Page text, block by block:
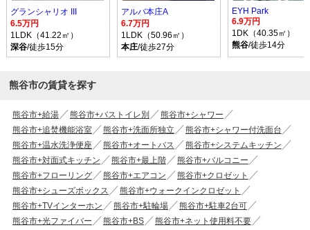
グランシャリオ III
6.5万円
1LDK（41.22㎡）
深谷/徒歩15分
アルバ本庄A
6.7万円
1LDK（50.96㎡）
本庄/徒歩27分
EYH Park
6.9万円
1DK（40.35㎡）
熊谷/徒歩14分
熊谷市の賃貸を探す
熊谷市+給湯 熊谷市+バストイレ別
熊谷市+シャワー
熊谷市+追焚機能浴室
熊谷市+洗面所独立
熊谷市+シャワー付洗面台
熊谷市+温水洗浄便座
熊谷市+オートバス
熊谷市+システムキッチン
熊谷市+対面式キッチン
熊谷市+最上階
熊谷市+バルコニー
熊谷市+フローリング
熊谷市+エアコン
熊谷市+クロゼット
熊谷市+シューズボックス
熊谷市+ウォークインクロゼット
熊谷市+TVインターホン
熊谷市+駐輪場
熊谷市+駐車2台可
熊谷市+光ファイバー
熊谷市+BS
熊谷市+ネット使用料不要